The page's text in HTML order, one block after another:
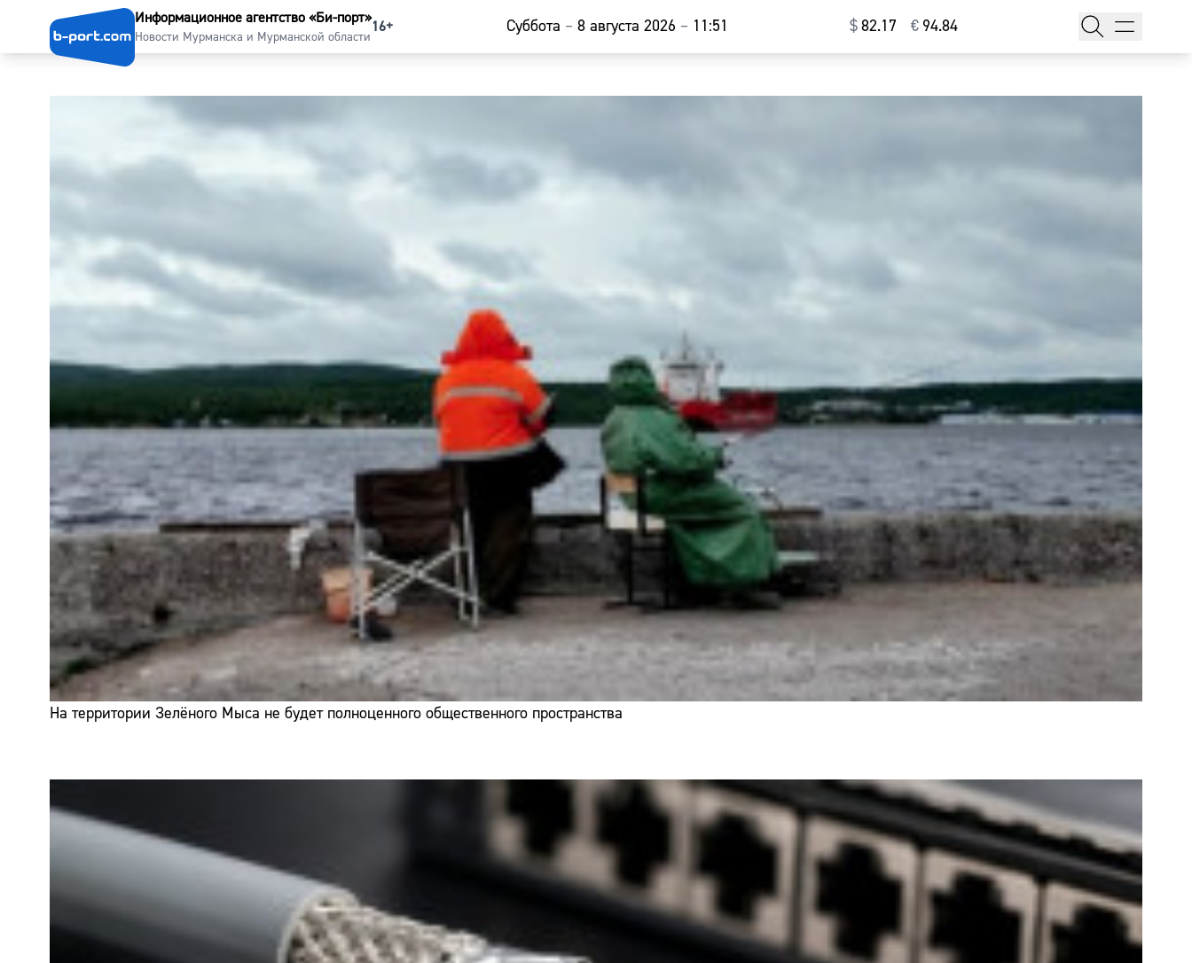
Информационное агентство «Би-порт»
Новости Мурманска и Мурманской области
16+ Суббота – 8 августа 2026 – 11:51 $⁠82.17 € ⁠94.84
На территории Зелёного Мыса не будет полноценного общественного пространства
Наши гости
Погода
Курсы валют